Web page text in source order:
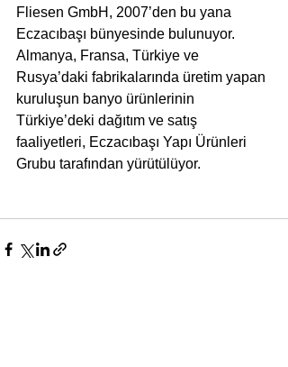
Fliesen GmbH, 2007’den bu yana
Eczacıbaşı bünyesinde bulunuyor.
Almanya, Fransa, Türkiye ve
Rusya’daki fabrikalarında üretim yapan
kuruluşun banyo ürünlerinin
Türkiye’deki dağıtım ve satış
faaliyetleri, Eczacıbaşı Yapı Ürünleri
Grubu tarafından yürütülüyor.